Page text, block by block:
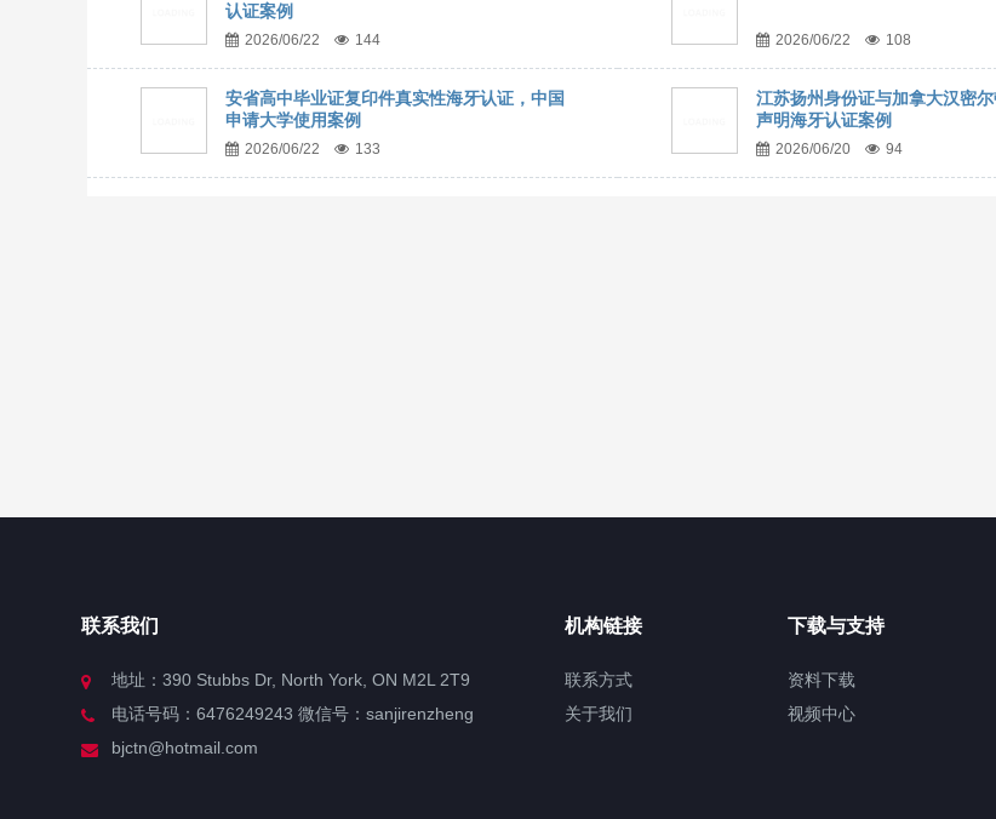
认证案例
2026/06/22 144 2026/06/22 108
安省高中毕业证复印件真实性海牙认证，中国
申请大学使用案例
2026/06/22 133
江苏扬州身份证与加拿大汉密
声明海牙认证案例
2026/06/20 94
联系我们
地址：390 Stubbs Dr, North York, ON M2L 2T9
电话号码：6476249243 微信号：sanjirenzheng
bjctn@hotmail.com
机构链接
联系方式
关于我们
下载与支持
资料下载
视频中心